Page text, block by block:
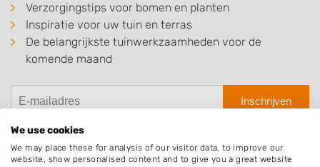
Verzorgingstips voor bomen en planten
Inspiratie voor uw tuin en terras
De belangrijkste tuinwerkzaamheden voor de
komende maand
Inschrijven
We use cookies
We may place these for analysis of our visitor data, to improve our
website, show personalised content and to give you a great website